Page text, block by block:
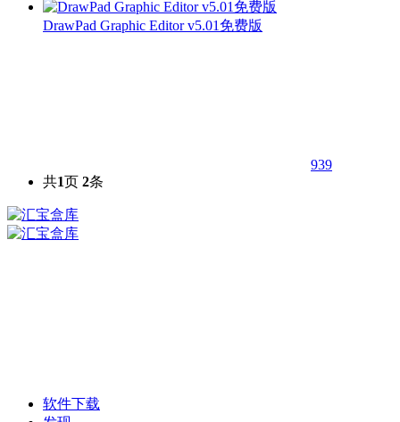
DrawPad Graphic Editor v5.01免费版
939
共1页 2条
软件下载